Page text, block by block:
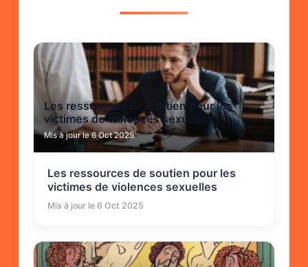
Les ressources de soutien pour les
victimes de violences sexuelles
Mis à jour le 6 Oct 2025
Les ressources de soutien pour les
victimes de violences sexuelles
Mis à jour le 6 Oct 2025